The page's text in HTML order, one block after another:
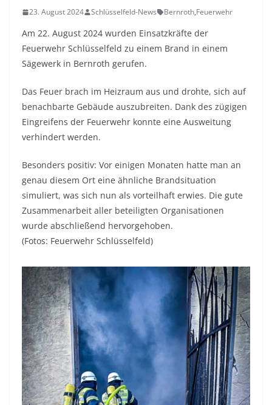
23. August 2024 Schlüsselfeld-News Bernroth,Feuerwehr
Am 22. August 2024 wurden Einsatzkräfte der
Feuerwehr Schlüsselfeld zu einem Brand in einem
Sägewerk in Bernroth gerufen.
Das Feuer brach im Heizraum aus und drohte, sich auf
benachbarte Gebäude auszubreiten. Dank des zügigen
Eingreifens der Feuerwehr konnte eine Ausweitung
verhindert werden.
Besonders positiv: Vor einigen Monaten hatte man an
genau diesem Ort eine ähnliche Brandsituation
simuliert, was sich nun als vorteilhaft erwies. Die gute
Zusammenarbeit aller beteiligten Organisationen
wurde abschließend hervorgehoben.
(Fotos: Feuerwehr Schlüsselfeld)